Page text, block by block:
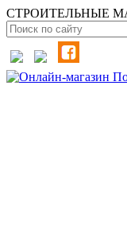
СТРОИТЕЛЬНЫЕ